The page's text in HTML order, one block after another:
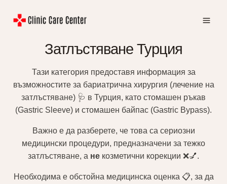
съдържанието
Затлъстяване Турция
Тази категория предоставя информация за
възможностите за бариатрична хирургия (лечение на
затлъстяване) 🩺 в Турция, като стомашен ръкав
(Gastric Sleeve) и стомашен байпас (Gastric Bypass).
Важно е да разберете, че това са сериозни
медицински процедури, предназначени за тежко
затлъстяване, а не козметични корекции ❌💅.
Необходима е обстойна медицинска оценка 📋, за да